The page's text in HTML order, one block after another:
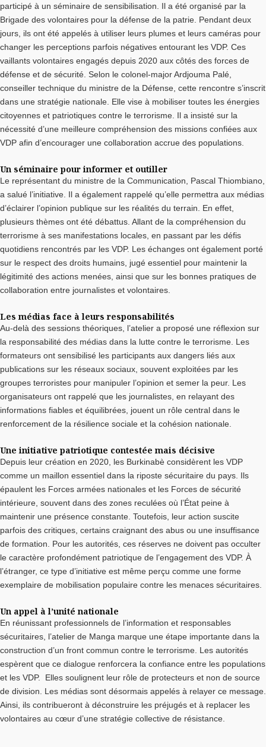
participé à un séminaire de sensibilisation. Il a été organisé par la
Brigade des volontaires pour la défense de la patrie. Pendant deux
jours, ils ont été appelés à utiliser leurs plumes et leurs caméras pour
changer les perceptions parfois négatives entourant les VDP. Ces
vaillants volontaires engagés depuis 2020 aux côtés des forces de
défense et de sécurité. Selon le colonel-major Ardjouma Palé,
conseiller technique du ministre de la Défense, cette rencontre s’inscrit
dans une stratégie nationale. Elle vise à mobiliser toutes les énergies
citoyennes et patriotiques contre le terrorisme. Il a insisté sur la
nécessité d’une meilleure compréhension des missions confiées aux
VDP afin d’encourager une collaboration accrue des populations.
Un séminaire pour informer et outiller
Le représentant du ministre de la Communication, Pascal Thiombiano,
a salué l’initiative. Il a également rappelé qu’elle permettra aux médias
d’éclairer l’opinion publique sur les réalités du terrain. En effet,
plusieurs thèmes ont été débattus. Allant de la compréhension du
terrorisme à ses manifestations locales, en passant par les défis
quotidiens rencontrés par les VDP. Les échanges ont également porté
sur le respect des droits humains, jugé essentiel pour maintenir la
légitimité des actions menées, ainsi que sur les bonnes pratiques de
collaboration entre journalistes et volontaires.
Les médias face à leurs responsabilités
Au-delà des sessions théoriques, l’atelier a proposé une réflexion sur
la responsabilité des médias dans la lutte contre le terrorisme. Les
formateurs ont sensibilisé les participants aux dangers liés aux
publications sur les réseaux sociaux, souvent exploitées par les
groupes terroristes pour manipuler l’opinion et semer la peur. Les
organisateurs ont rappelé que les journalistes, en relayant des
informations fiables et équilibrées, jouent un rôle central dans le
renforcement de la résilience sociale et la cohésion nationale.
Une initiative patriotique contestée mais décisive
Depuis leur création en 2020, les Burkinabè considèrent les VDP
comme un maillon essentiel dans la riposte sécuritaire du pays. Ils
épaulent les Forces armées nationales et les Forces de sécurité
intérieure, souvent dans des zones reculées où l’État peine à
maintenir une présence constante. Toutefois, leur action suscite
parfois des critiques, certains craignant des abus ou une insuffisance
de formation. Pour les autorités, ces réserves ne doivent pas occulter
le caractère profondément patriotique de l’engagement des VDP. À
l’étranger, ce type d’initiative est même perçu comme une forme
exemplaire de mobilisation populaire contre les menaces sécuritaires.
Un appel à l’unité nationale
En réunissant professionnels de l’information et responsables
sécuritaires, l’atelier de Manga marque une étape importante dans la
construction d’un front commun contre le terrorisme. Les autorités
espèrent que ce dialogue renforcera la confiance entre les populations
et les VDP. Elles soulignent leur rôle de protecteurs et non de source
de division. Les médias sont désormais appelés à relayer ce message.
Ainsi, ils contribueront à déconstruire les préjugés et à replacer les
volontaires au cœur d’une stratégie collective de résistance.